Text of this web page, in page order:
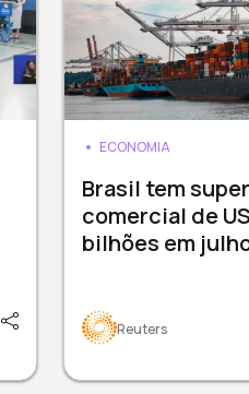
ECONOMIA
Brasil tem
comercial de
bilhões em
Reuters